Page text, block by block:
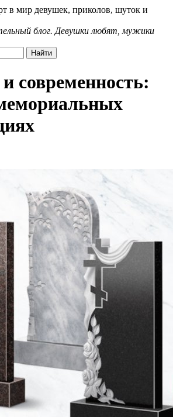
в мир девушек, приколов, шуток и
блог. Девушки любят, мужики
современность: